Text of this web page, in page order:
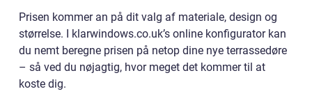
Prisen kommer an på dit valg af materiale, design og
størrelse. I klarwindows.co.uk’s online konfigurator kan
du nemt beregne prisen på netop dine nye terrassedøre
– så ved du nøjagtig, hvor meget det kommer til at
koste dig.